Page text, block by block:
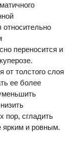
переносится и
от толстого слоя
ее более
пор, сгладить
ярким и ровным.